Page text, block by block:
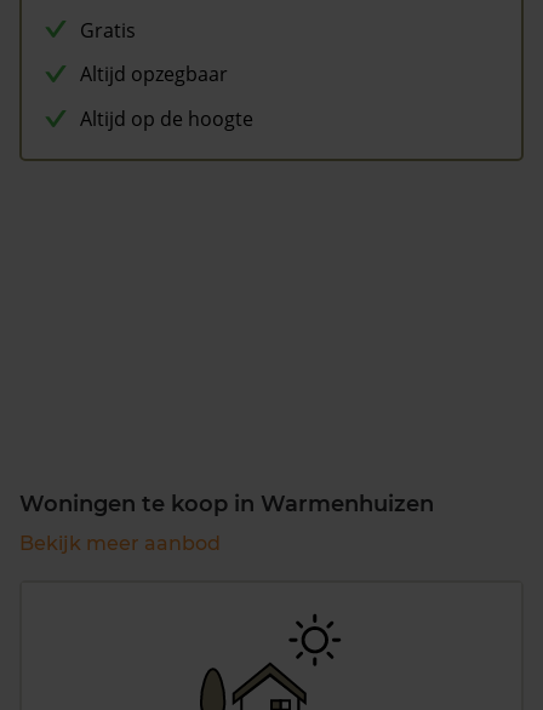
Gratis
Altijd opzegbaar
Altijd op de hoogte
Woningen te koop in Warmenhuizen
Bekijk meer aanbod